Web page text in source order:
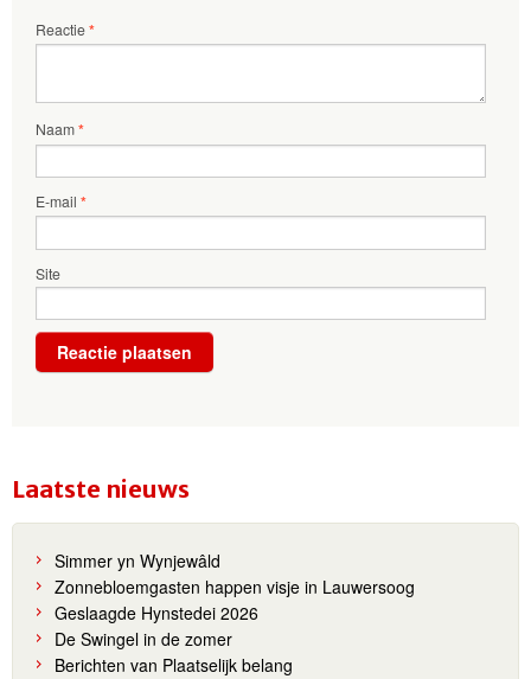
Reactie*
Naam*
E-mail *
Site
Laatste nieuws
Simmer yn Wynjewâld
Zonnebloemgasten happen visje in Lauwersoog
Geslaagde Hynstedei 2026
De Swingel in de zomer
Berichten van Plaatselijk belang